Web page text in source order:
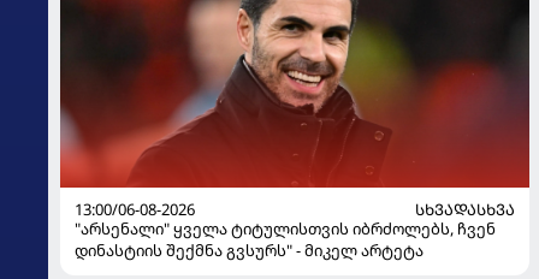
13:00/06-08-2026
ᲡᲮᲕᲐᲓᲐᲡᲮᲕᲐ
"არსენალი" ყველა ტიტულისთვის იბრძოლებს, ჩვენ
დინასტიის შექმნა გვსურს" - მიკელ არტეტა